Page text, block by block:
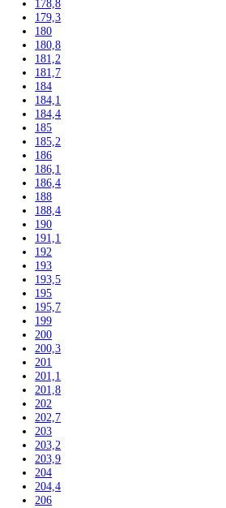
123
123,6
124,1
125
135
136
137,2
139,7
140
140,1
140,2
141,3
142
142,5
143
144,7
145
155
157
157,1
157,4
159
161,1
161,2
162,3
164
164,1
164,4
165
165,8
165,9
166
168,4